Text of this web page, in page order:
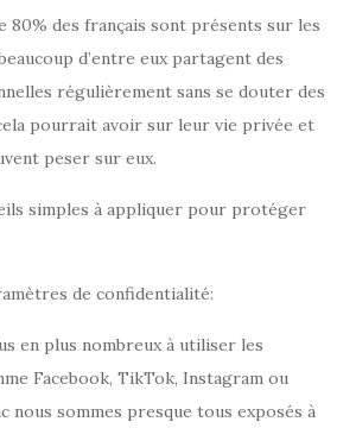
80% des français sont présents sur les
d’entre eux partagent des
régulièrement sans se douter des
pourrait avoir sur leur vie privée et
peser sur eux.
simples à appliquer pour protéger
de confidentialité:
en plus nombreux à utiliser les
Facebook, TikTok, Instagram ou
nous sommes presque tous exposés à